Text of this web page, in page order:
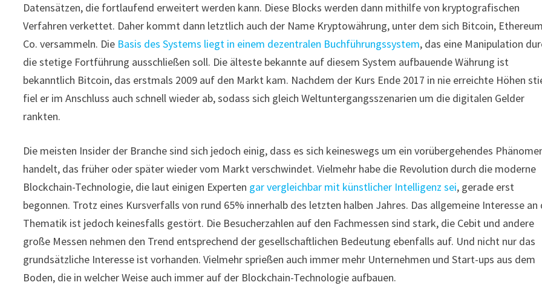
Datensätzen, die fortlaufend erweitert werden kann. Diese Blocks werden dann mithilfe von kryptografischen
Verfahren verkettet. Daher kommt dann letztlich auch der Name Kryptowährung, unter dem sich Bitcoin,
Co. versammeln. Die Basis des Systems liegt in einem dezentralen Buchführungssystem, das eine Manipulation
die stetige Fortführung ausschließen soll. Die älteste bekannte auf diesem System aufbauende Währung ist
bekanntlich Bitcoin, das erstmals 2009 auf den Markt kam. Nachdem der Kurs Ende 2017 in nie erreichte Höhen
fiel er im Anschluss auch schnell wieder ab, sodass sich gleich Weltuntergangsszenarien um die digitalen Gelder
rankten.
Die meisten Insider der Branche sind sich jedoch einig, dass es sich keineswegs um ein vorübergehendes
handelt, das früher oder später wieder vom Markt verschwindet. Vielmehr habe die Revolution durch die moderne
Blockchain-Technologie, die laut einigen Experten gar vergleichbar mit künstlicher Intelligenz sei, gerade erst
begonnen. Trotz eines Kursverfalls von rund 65% innerhalb des letzten halben Jahres. Das allgemeine Interesse an
Thematik ist jedoch keinesfalls gestört. Die Besucherzahlen auf den Fachmessen sind stark, die Cebit und andere
große Messen nehmen den Trend entsprechend der gesellschaftlichen Bedeutung ebenfalls auf. Und nicht nur das
grundsätzliche Interesse ist vorhanden. Vielmehr sprießen auch immer mehr Unternehmen und Start-ups aus dem
Boden, die in welcher Weise auch immer auf der Blockchain-Technologie aufbauen.